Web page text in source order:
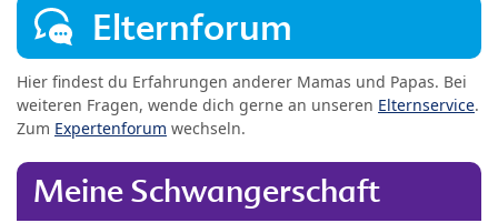
Elternforum
Hier findest du Erfahrungen anderer Mamas und Papas. Bei
weiteren Fragen, wende dich gerne an unseren Elternservice.
Zum Expertenforum wechseln.
Meine Schwangerschaft